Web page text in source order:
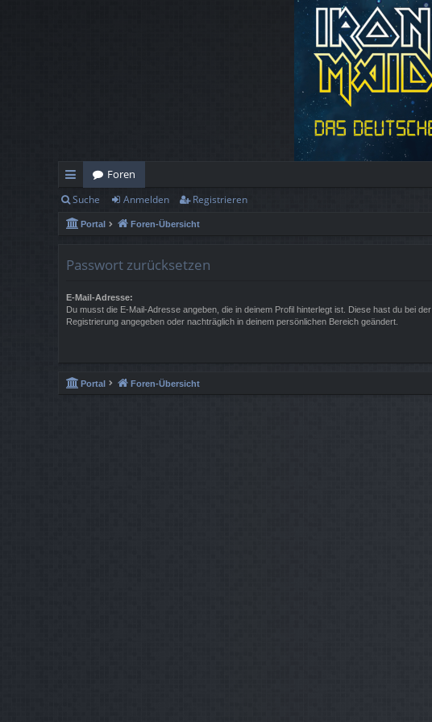
ch
ne
rif
Foren
Suche Anmelden Registrieren
Portal Foren-Übersicht
Passwort zurücksetzen
E-Mail-Adresse:
Du musst die E-Mail-Adresse angeben, die in deinem Profil hinterlegt ist. Diese hast du bei der
Registrierung angegeben oder nachträglich in deinem persönlichen Bereich geändert.
Portal Foren-Übersicht